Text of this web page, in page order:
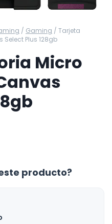
/ Gaming / Tarjeta
Plus 128gb
Micro
producto?